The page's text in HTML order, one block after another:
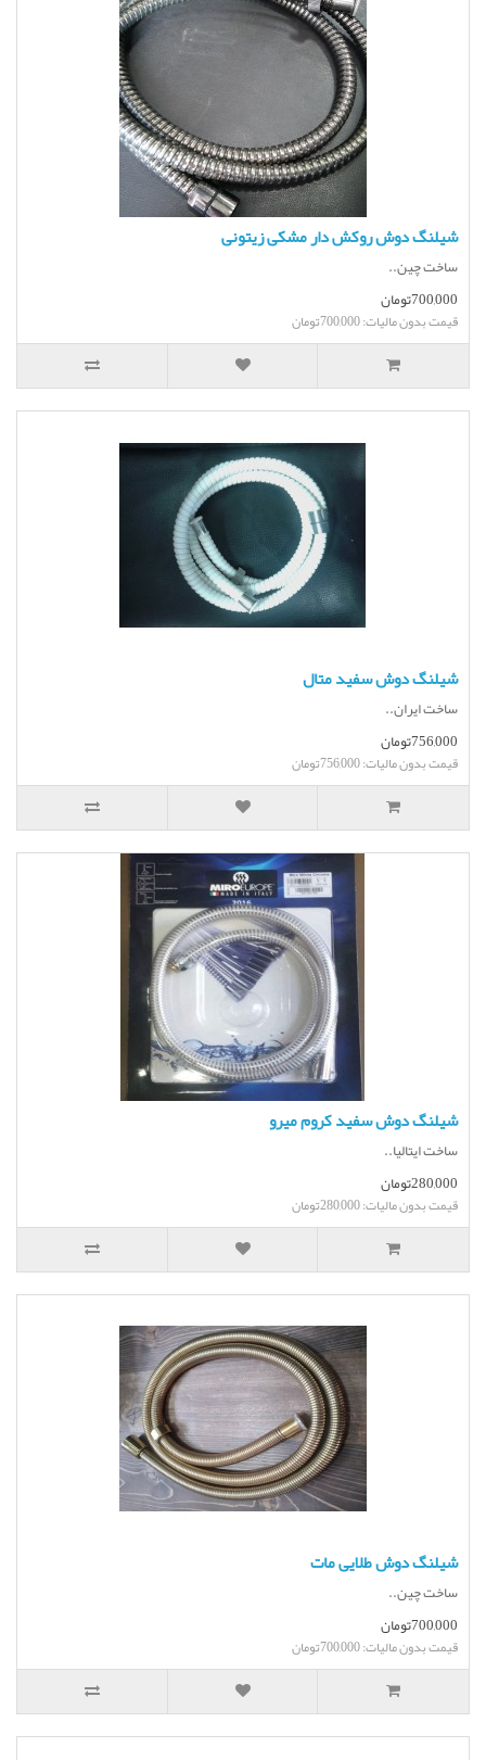
شیلنگ دوش روکش دار مشکی زیتونی
ساخت چین..
700,000تومان
قیمت بدون مالیات: 700,000تومان
شیلنگ دوش سفید متال
ساخت ایران..
756,000تومان
قیمت بدون مالیات: 756,000تومان
شیلنگ دوش سفید کروم میرو
ساخت ایتالیا..
280,000تومان
قیمت بدون مالیات: 280,000تومان
شیلنگ دوش طلایی مات
ساخت چین..
700,000تومان
قیمت بدون مالیات: 700,000تومان